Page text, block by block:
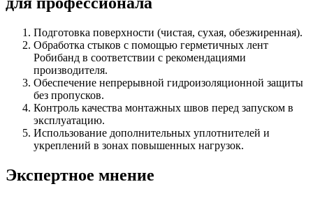
Подготовка поверхности (чистая, сухая, обезжиренная).
Обработка стыков с помощью герметичных лент
Робибанд в соответствии с рекомендациями
производителя.
Обеспечение непрерывной гидроизоляционной защиты
без пропусков.
Контроль качества монтажных швов перед запуском в
эксплуатацию.
Использование дополнительных уплотнителей и
укреплений в зонах повышенных нагрузок.
Экспертное мнение